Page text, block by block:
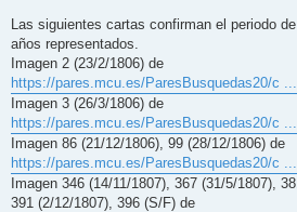
Las siguientes cartas confirman el periodo
años representados.
Imagen 2 (23/2/1806) de
https://pares.mcu.es/ParesBusquedas20/c
Imagen 3 (26/3/1806) de
https://pares.mcu.es/ParesBusquedas20/c
Imagen 86 (21/12/1806), 99 (28/12/1806) de
https://pares.mcu.es/ParesBusquedas20/c
Imagen 346 (14/11/1807), 367 (31/5/1807),
391 (2/12/1807), 396 (S/F) de